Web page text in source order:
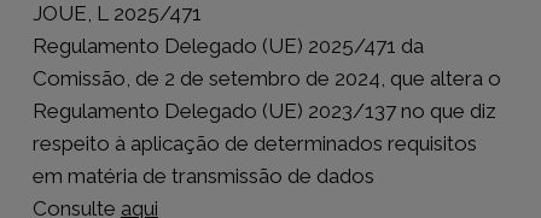
JOUE, L 2025/471
Regulamento Delegado (UE) 2025/471 da
Comissão, de 2 de setembro de 2024, que altera o
Regulamento Delegado (UE) 2023/137 no que diz
respeito à aplicação de determinados requisitos
em matéria de transmissão de dados
Consulte aqui